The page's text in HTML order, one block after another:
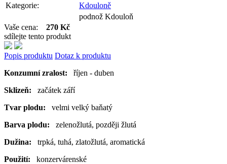
Kategorie:
Kdouloně
podnož Kdouloň
Vaše cena: 270 Kč
sdílejte tento produkt
Popis produktu Dotaz k produktu
Konzumní zralost: říjen - duben
Sklizeň: začátek září
Tvar plodu:
velmi velký baňatý
Barva plodu: zelenožlutá, později žlutá
Dužina:
trpká, tuhá, zlatožlutá, aromatická
Použití: konzervárenské